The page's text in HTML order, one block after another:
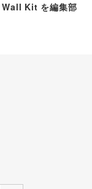
Kit を編集部